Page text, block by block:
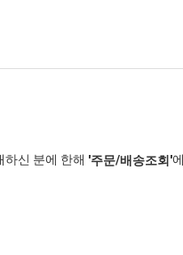
하신 분에 한해 '주문/배송조회'